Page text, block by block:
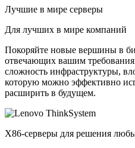
Лучшие в мире серверы
Для лучших в мире компаний
Покоряйте новые вершины в
отвечающих вашим
сложность инфраструктуры,
которую можно эффективно
расширить в будущем.
X86-серверы для решения